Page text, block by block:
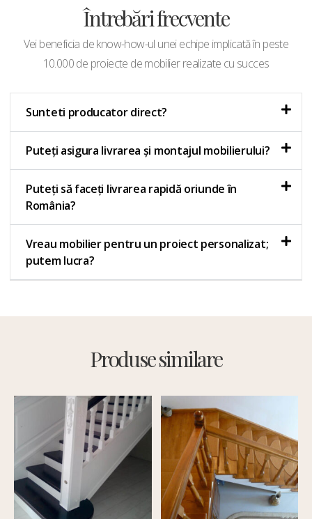
Întrebări frecvente
Vei beneficia de know-how-ul unei echipe implicată în peste
10.000 de proiecte de mobilier realizate cu succes
Sunteti producator direct?
Puteți asigura livrarea și montajul mobilierului?
Puteți să faceți livrarea rapidă oriunde în
România?
Vreau mobilier pentru un proiect personalizat;
putem lucra?
Produse similare